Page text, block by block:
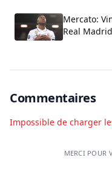
Mercato:
Real
Commentaires
Impossible de charger
MERCI POUR